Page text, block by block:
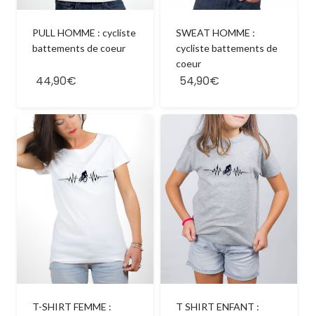
PULL HOMME : cycliste
battements de coeur
44,90€
SWEAT HOMME :
cycliste battements de
coeur
54,90€
T-SHIRT FEMME :
T SHIRT ENFANT :